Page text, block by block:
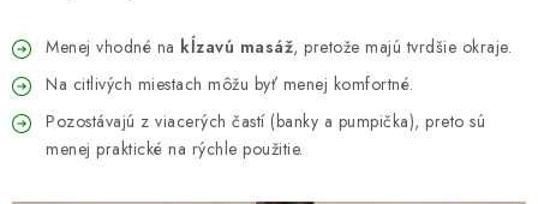
Menej vhodné na kĺzavú masáž, pretože majú tvrdšie okraje.
Na citlivých miestach môžu byť menej komfortné.
Pozostávajú z viacerých častí (banky a pumpička), preto sú
menej praktické na rýchle použitie.